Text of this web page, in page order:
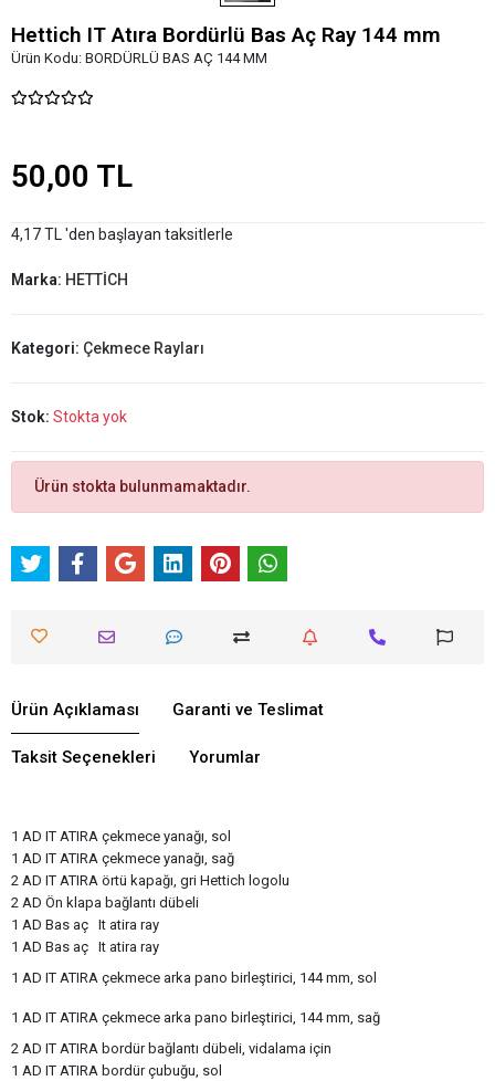
Hettich IT Atıra Bordürlü Bas Aç Ray 144 mm
Ürün Kodu: BORDÜRLÜ BAS AÇ 144 MM
50,00 TL
4,17 TL 'den başlayan taksitlerle
Marka: HETTİCH
Kategori: Çekmece Rayları
Stok: Stokta yok
Ürün stokta bulunmamaktadır.
Ürün Açıklaması Garanti ve Teslimat
Taksit Seçenekleri Yorumlar
1 AD IT ATIRA çekmece yanağı, sol
1 AD IT ATIRA çekmece yanağı, sağ
2 AD IT ATIRA örtü kapağı, gri Hettich logolu
2 AD Ön klapa bağlantı dübeli
1 AD Bas aç It atira ray
1 AD Bas aç It atira ray
1 AD IT ATIRA çekmece arka pano birleştirici, 144 mm, sol
1 AD IT ATIRA çekmece arka pano birleştirici, 144 mm, sağ
2 AD IT ATIRA bordür bağlantı dübeli, vidalama için
1 AD IT ATIRA bordür çubuğu, sol